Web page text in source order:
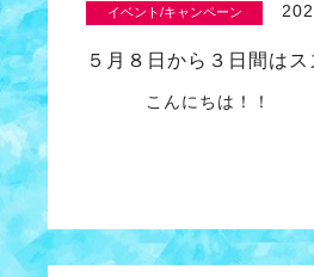
イベント/キャンペーン
５月８日から３日間は
こんにちは！！ ス